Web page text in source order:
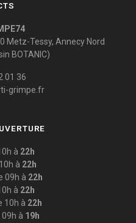
Metz-Tessy, Annecy Nord
BOTANIC)
01 36
grimpe.fr
à 22h
à 22h
09h à 22h
à 22h
10h à 22h
à 19h